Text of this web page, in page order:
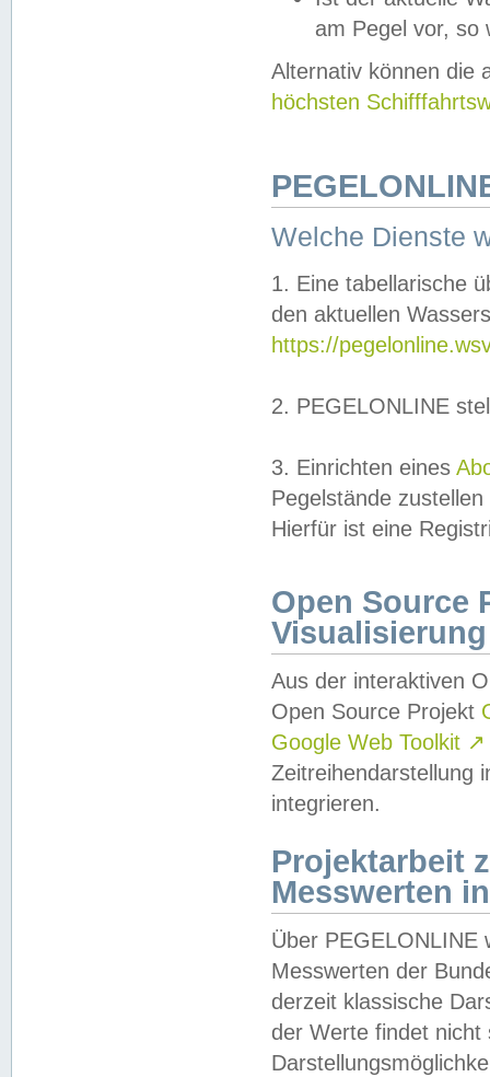
am Pegel vor,
Alternativ können die
höchsten
Welche Dienste
1. Eine tabellarische
den aktuellen
https://
2. PEGELONLINE
3. Einrichten eines
Pegelstände
Hierfür ist eine
Open Source
Visualisierung
Aus der interaktiven
Open Source Projekt
Google Web Toolkit ↗
Zeitreihendarstellung
integrieren.
Projektarbeit
Messwerten
Über PEGELONLINE
Messwerten der
derzeit klassische
der Werte findet